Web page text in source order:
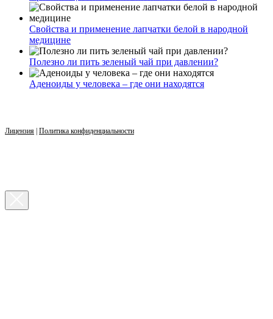
Свойства и применение лапчатки белой в народной
медицине
Полезно ли пить зеленый чай при давлении?
Аденоиды у человека – где они находятся
Лицензия | Политика конфиденциальности